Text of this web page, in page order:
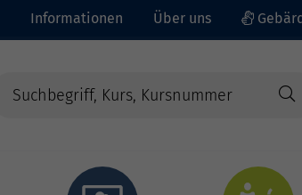
Informationen Über uns